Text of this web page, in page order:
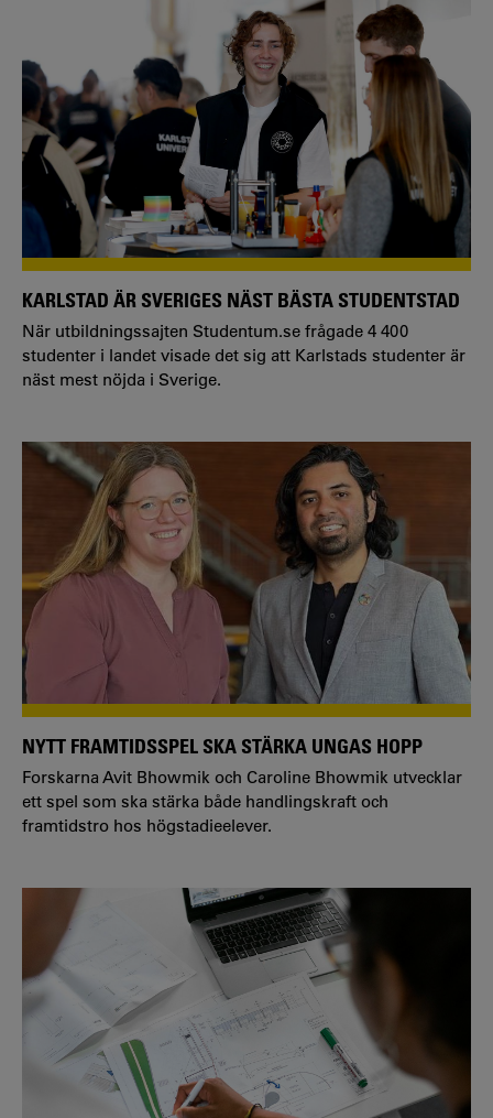
KARLSTAD ÄR SVERIGES NÄST BÄSTA STUDENTSTAD
När utbildningssajten Studentum.se frågade 4 400
studenter i landet visade det sig att Karlstads studenter är
näst mest nöjda i Sverige.
NYTT FRAMTIDSSPEL SKA STÄRKA UNGAS HOPP
Forskarna Avit Bhowmik och Caroline Bhowmik utvecklar
ett spel som ska stärka både handlingskraft och
framtidstro hos högstadieelever.